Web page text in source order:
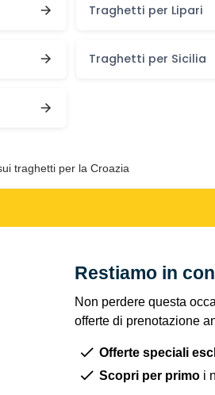
Traghetti per Lipari
Traghetti per Sicilia
traghetti per la Croazia
Restiamo in
Non perdere questa
offerte di prenotazione
Offerte speciali
Scopri per primo i